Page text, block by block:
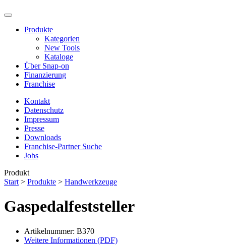
Produkte
Kategorien
New Tools
Kataloge
Über Snap-on
Finanzierung
Franchise
Kontakt
Datenschutz
Impressum
Presse
Downloads
Franchise-Partner Suche
Jobs
Produkt
Start > Produkte > Handwerkzeuge
Gaspedalfeststeller
Artikelnummer: B370
Weitere Informationen (PDF)